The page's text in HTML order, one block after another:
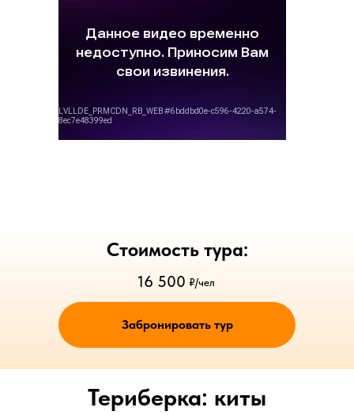
Забронировать тур
Стоимость тура:
16 500 ₽/чел
Териберка: киты